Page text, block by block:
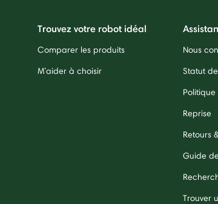
Trouvez votre robot idéal
Comparer les produits
M’aider à choisir
Nous
Statut
Reprise
Retours
Guide
Trouver